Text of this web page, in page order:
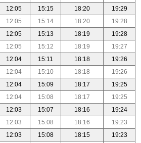
12:05 15:15 18:20
19:29
12:05 15:14 18:20
19:28
12:05 15:13 18:19
19:28
12:05 15:12 18:19
19:27
12:04 15:11 18:18
19:26
12:04 15:10 18:18
19:26
12:04 15:09 18:17
19:25
12:04 15:08 18:17
19:25
12:03 15:07 18:16
19:24
12:03 15:08 18:16
19:23
12:03 15:08 18:15
19:23